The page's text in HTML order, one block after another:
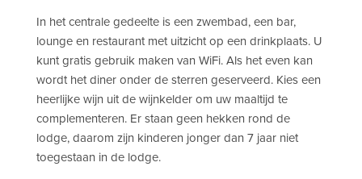
In het centrale gedeelte is een zwembad, een bar,
lounge en restaurant met uitzicht op een drinkplaats. U
kunt gratis gebruik maken van WiFi. Als het even kan
wordt het diner onder de sterren geserveerd. Kies een
heerlijke wijn uit de wijnkelder om uw maaltijd te
complementeren. Er staan geen hekken rond de
lodge, daarom zijn kinderen jonger dan 7 jaar niet
toegestaan in de lodge.